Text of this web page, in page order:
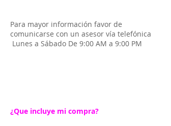
Para mayor información favor de
comunicarse con un asesor vía telefónica
Lunes a Sábado De 9:00 AM a 9:00 PM
¿Que incluye mi compra?